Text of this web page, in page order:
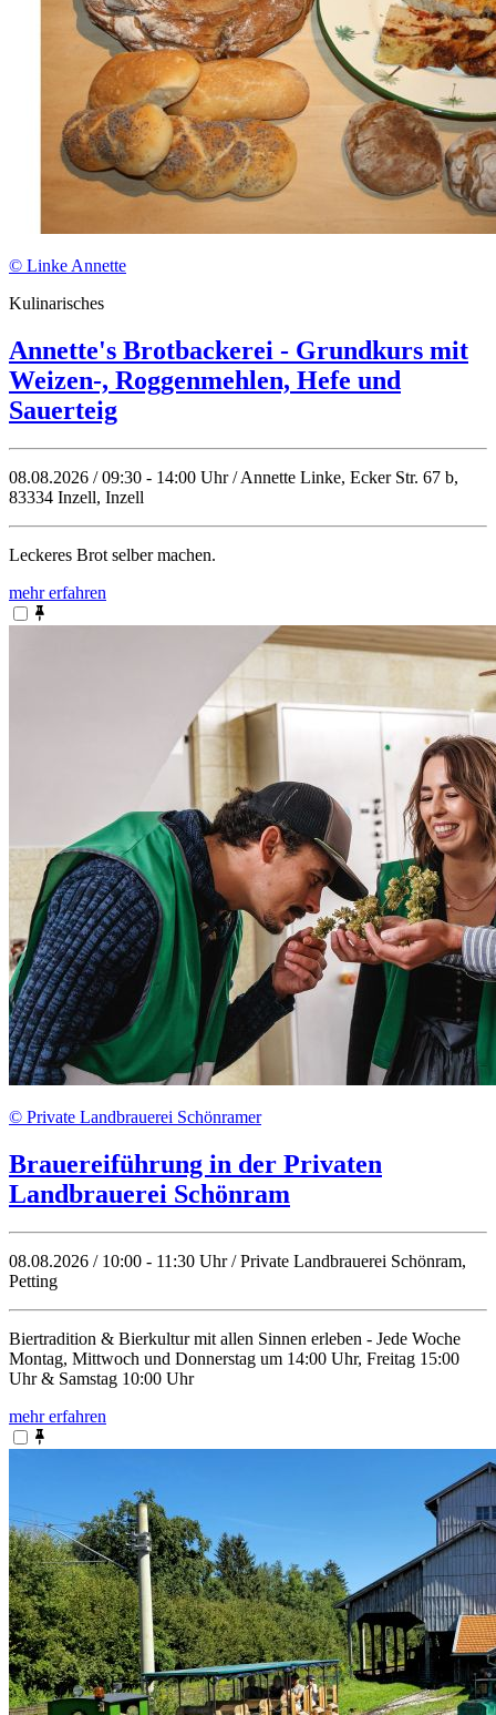
© Linke Annette
Kulinarisches
Annette's Brotbackerei - Grundkurs mit
Weizen-, Roggenmehlen, Hefe und
Sauerteig
08.08.2026 / 09:30 - 14:00 Uhr / Annette Linke, Ecker Str. 67 b,
83334 Inzell, Inzell
Leckeres Brot selber machen.
mehr erfahren
© Private Landbrauerei Schönramer
Brauereiführung in der Privaten
Landbrauerei Schönram
08.08.2026 / 10:00 - 11:30 Uhr / Private Landbrauerei Schönram,
Petting
Biertradition & Bierkultur mit allen Sinnen erleben - Jede Woche
Montag, Mittwoch und Donnerstag um 14:00 Uhr, Freitag 15:00
Uhr & Samstag 10:00 Uhr
mehr erfahren